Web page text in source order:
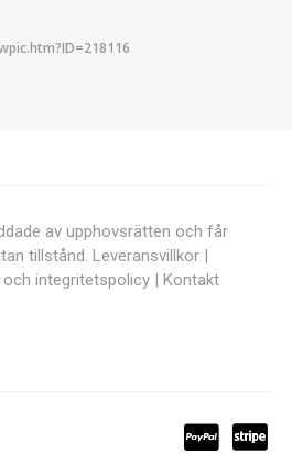
av upphovsrätten och får
tillstånd. Leveransvillkor |
integritetspolicy | Kontakt